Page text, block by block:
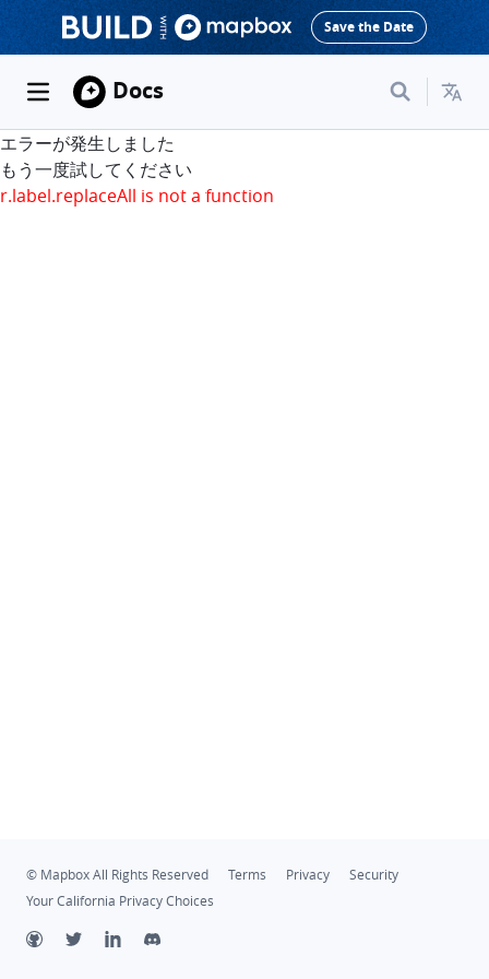
Save the Date
Docs
エラーが発生しました
もう一度試してください
r.label.replaceAll is not a function
© Mapbox All Rights Reserved Terms Privacy
Security
Your California Privacy Choices